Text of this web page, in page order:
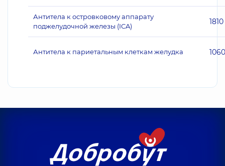
Антитела к островковому аппарату
поджелудочной железы (ICA)
1810
Антитела к париетальным клеткам желудка 1060